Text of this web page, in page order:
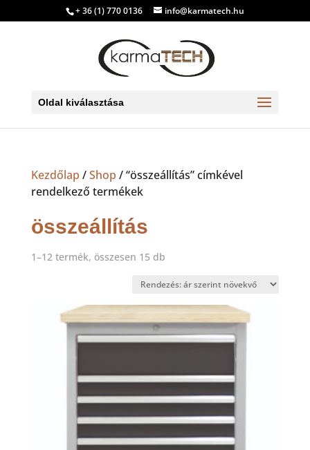
+ 36 (1) 770 0136 info@karmatech.hu
Oldal kiválasztása
Kezdőlap /Shop / “összeállítás” címkével
rendelkező termékek
összeállítás
1–12 termék, összesen 15 dbSorted
price:
low
to
high